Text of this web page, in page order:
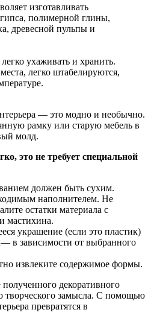
изготавливать
полимерной глины,
древесной пульпы и
ухаживать и хранить.
легко штабелируются,
— это модно и необычно.
рамку или старую мебель в
молд.
это не требует специальной
должен быть сухим.
наполнителем. Не
остатки материала с
мастихина.
украшение (если это пластик)
в зависимости от выбранного
извлеките содержимое формы.
декоративного
творческого замысла. С помощью
превратятся в